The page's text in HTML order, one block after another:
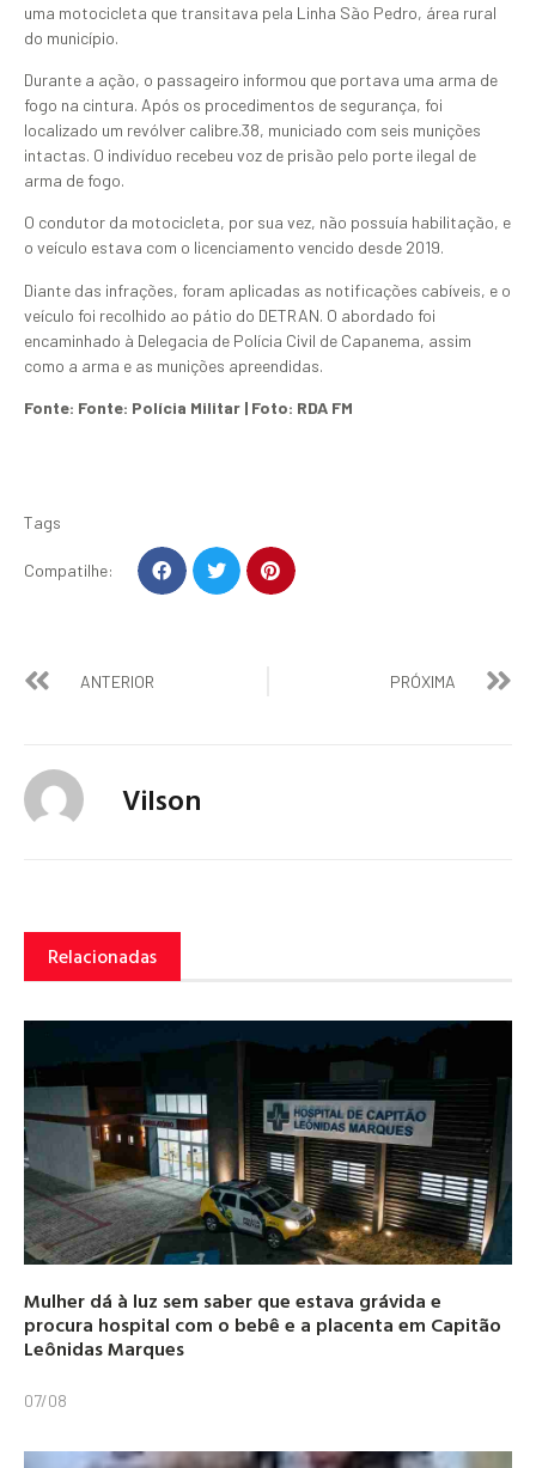
uma motocicleta que transitava pela Linha São Pedro, área rural
do município.
Durante a ação, o passageiro informou que portava uma arma de
fogo na cintura. Após os procedimentos de segurança, foi
localizado um revólver calibre.38, municiado com seis munições
intactas. O indivíduo recebeu voz de prisão pelo porte ilegal de
arma de fogo.
O condutor da motocicleta, por sua vez, não possuía habilitação, e
o veículo estava com o licenciamento vencido desde 2019.
Diante das infrações, foram aplicadas as notificações cabíveis, e o
veículo foi recolhido ao pátio do DETRAN. O abordado foi
encaminhado à Delegacia de Polícia Civil de Capanema, assim
como a arma e as munições apreendidas.
Fonte: Fonte: Polícia Militar | Foto: RDA FM
Tags
Compatilhe:
ANTERIOR PRÓXIMA
Vilson
Relacionadas
Mulher dá à luz sem saber que estava grávida e
procura hospital com o bebê e a placenta em Capitão
Leônidas Marques
07/08